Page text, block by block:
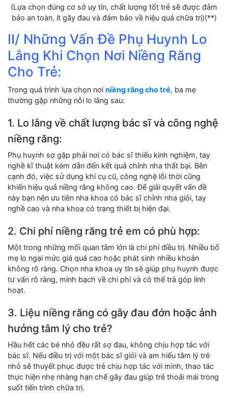
(Lựa chọn đúng cơ sở uy tín, chất lượng tốt trẻ sẽ được đảm
bảo an toàn, ít gây đau và đảm bảo về hiệu quả chữa trị)(**)
II/ Những Vấn Đề Phụ Huynh Lo
Lắng Khi Chọn Nơi Niềng Răng
Cho Trẻ:
Trong quá trình lựa chọn nơi niềng răng cho trẻ, ba mẹ
thường gặp những nỗi lo lắng sau:
1. Lo lắng về chất lượng bác sĩ và công nghệ
niềng răng:
Phụ huynh sợ gặp phải nơi có bác sĩ thiếu kinh nghiệm, tay
nghề kĩ thuật kém dẫn đến kết quả chỉnh nha thất bại. Bên
cạnh đó, việc sử dụng khí cụ cũ, công nghệ lỗi thời cũng
khiến hiệu quả niềng răng không cao. Để giải quyết vấn đề
này bạn nên ưu tiên nha khoa có bác sĩ chỉnh nha giỏi, tay
nghề cao và nha khoa có trang thiết bị hiện đại.
2. Chi phí niềng răng trẻ em có phù hợp:
Một trong những mối quan tâm lớn là chi phí điều trị. Nhiều bố
mẹ lo ngại mức giá quá cao hoặc phát sinh nhiều khoản
không rõ ràng. Chọn nha khoa uy tín sẽ giúp phụ huynh được
tư vấn rõ ràng, minh bạch về chi phí và có thể trả góp linh
hoạt.
3. Liệu niềng răng có gây đau đớn hoặc ảnh
hưởng tâm lý cho trẻ?
Hầu hết các bé nhỏ đều rất sợ đau, không chịu hợp tác với
bác sĩ. Nếu điều trị với một bác sĩ giỏi và am hiểu tâm lý trẻ
nhỏ sẽ thuyết phục được trẻ chịu hợp tác với mình, thao tác
thực hiện nhẹ nhàng hạn chế gây đau giúp trẻ thoải mái trong
suốt tiến trình chữa trị.